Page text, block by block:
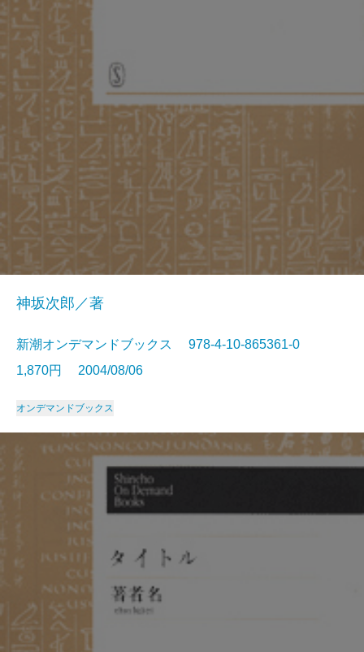
神坂次郎／著
新潮オンデマンドブックス 978-4-10-865361-0
1,870円 2004/08/06
オンデマンドブックス